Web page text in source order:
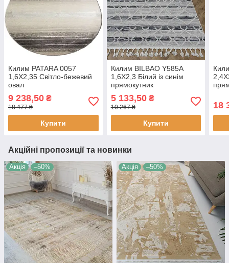
Килим PATARA 0057
1,6Х2,35 Світло-бежевий
овал
9 238,50 ₴
18 477 ₴
Купити
Килим BILBAO Y585A
1,6Х2,3 Білий із синім
прямокутник
5 133,50₴
10 267 ₴
Купити
18
Акційні пропозиції та новинки
Акція –50% Акція –50%